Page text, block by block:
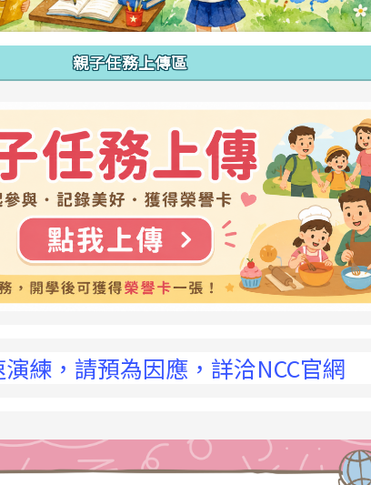
親子任務上傳區
因應，詳洽NCC官網